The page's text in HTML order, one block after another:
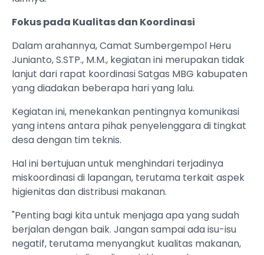
Fokus pada Kualitas dan Koordinasi
Dalam arahannya, Camat Sumbergempol Heru
Junianto, S.STP., M.M., kegiatan ini merupakan tidak
lanjut dari rapat koordinasi Satgas MBG kabupaten
yang diadakan beberapa hari yang lalu.
Kegiatan ini, menekankan pentingnya komunikasi
yang intens antara pihak penyelenggara di tingkat
desa dengan tim teknis.
Hal ini bertujuan untuk menghindari terjadinya
miskoordinasi di lapangan, terutama terkait aspek
higienitas dan distribusi makanan.
"Penting bagi kita untuk menjaga apa yang sudah
berjalan dengan baik. Jangan sampai ada isu-isu
negatif, terutama menyangkut kualitas makanan,